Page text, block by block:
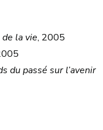
la vie, 2005
du passé sur l’avenir